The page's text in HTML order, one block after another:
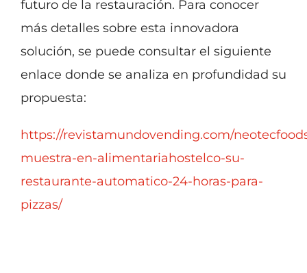
futuro de la restauración. Para conocer
más detalles sobre esta innovadora
solución, se puede consultar el siguiente
enlace donde se analiza en profundidad su
propuesta:
https://revistamundovending.com/
muestra-en-alimentariahostelco-su-
restaurante-automatico-24-horas-para-
pizzas/